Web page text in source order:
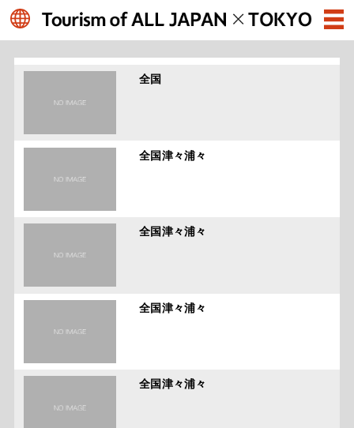
全国
全国津々浦々
全国津々浦々
全国津々浦々
全国津々浦々